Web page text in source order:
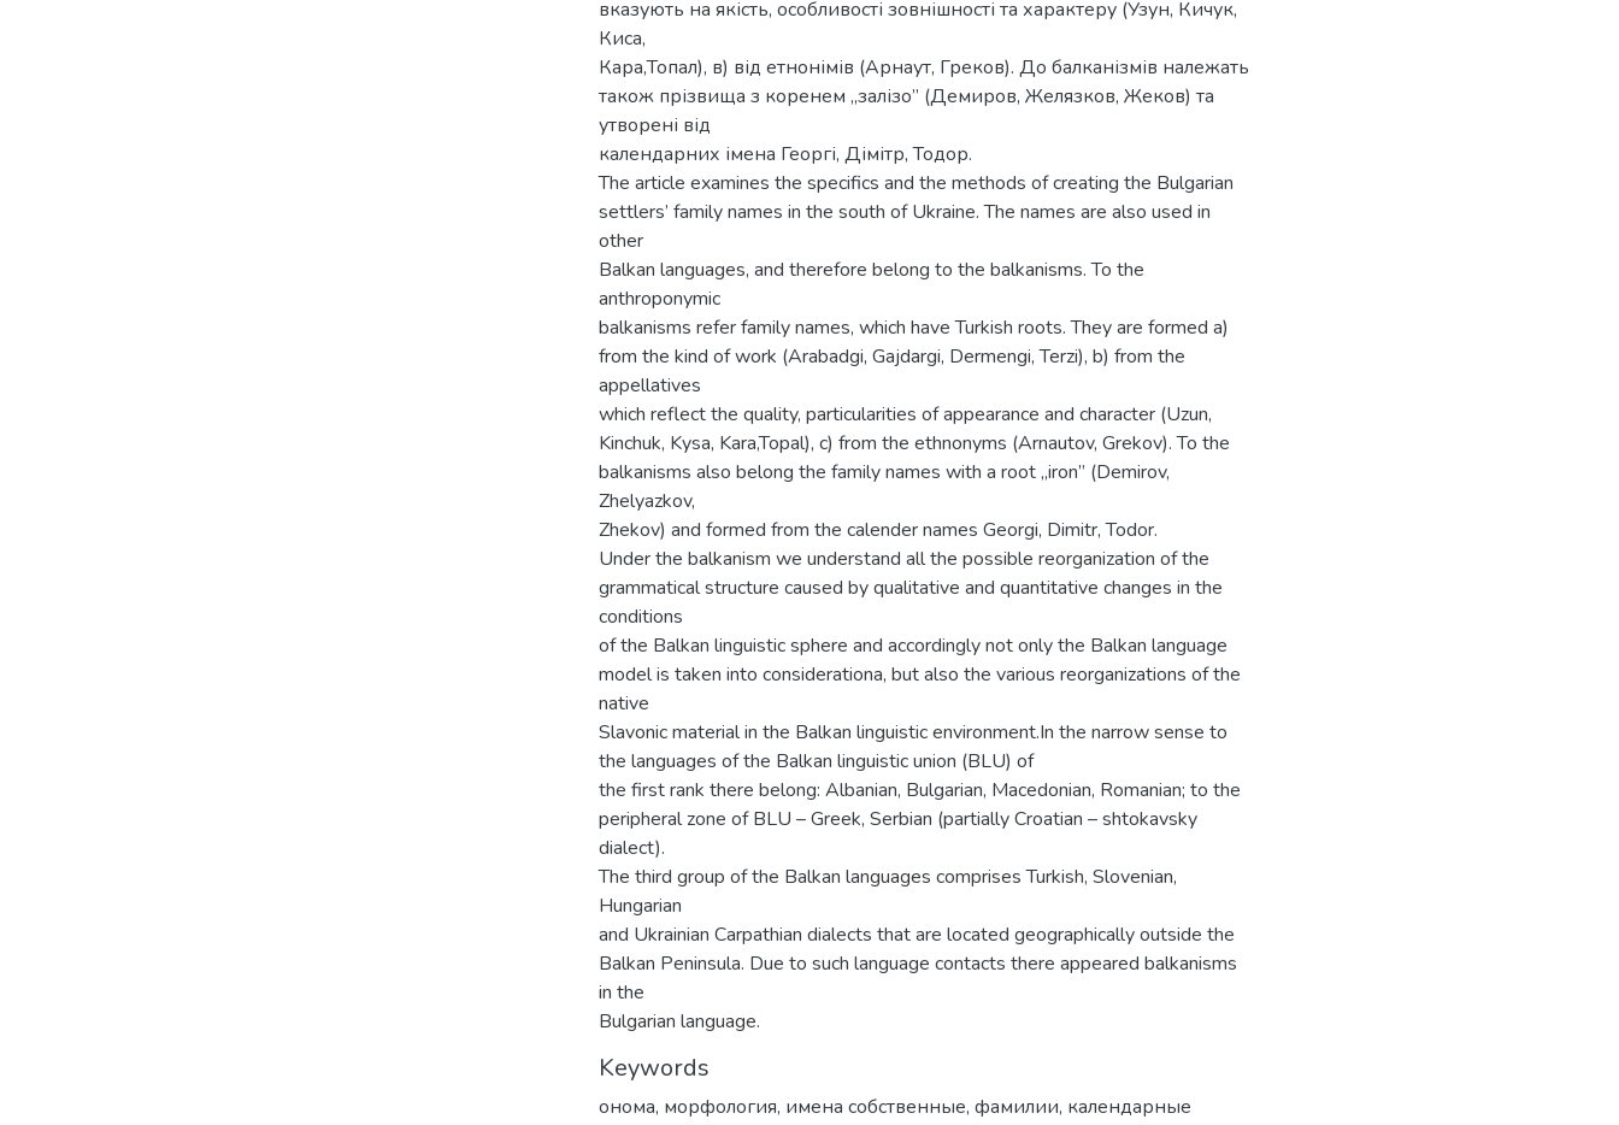
вказують на якість, особливості зовнішності та характеру (Узун, Кичук,
Киса,
Кара,Топал), в) від етнонімів (Арнаут, Греков). До балканізмів належать
також прізвища з коренем „залізо” (Демиров, Желязков, Жеков) та
утворені від
календарних імена Георгі, Дімітр, Тодор.
The article examines the specifics and the methods of creating the Bulgarian
settlers’ family names in the south of Ukraine. The names are also used in
other
Balkan languages, and therefore belong to the balkanisms. To the
anthroponymic
balkanisms refer family names, which have Turkish roots. They are formed а)
from the kind of work (Arabadgi, Gajdargi, Dermengi, Terzi), b) from the
appellatives
which reflect the quality, particularities of appearance and character (Uzun,
Kinchuk, Kysa, Kara,Topal), c) from the ethnonyms (Arnautov, Grekov). To the
balkanisms also belong the family names with a root „iron” (Demirov,
Zhelyazkov,
Zhekov) and formed from the calender names Georgi, Dimitr, Todor.
Under the balkanism we understand all the possible reorganization of the
grammatical structure caused by qualitative and quantitative changes in the
conditions
of the Balkan linguistic sphere and accordingly not only the Balkan language
model is taken into considerationa, but also the various reorganizations of the
native
Slavonic material in the Balkan linguistic environment.In the narrow sense to
the languages of the Balkan linguistic union (BLU) of
the first rank there belong: Albanian, Bulgarian, Macedonian, Romanian; to the
peripheral zone of BLU – Greek, Serbian (partially Croatian – shtokavsky
dialect).
The third group of the Balkan languages comprises Turkish, Slovenian,
Hungarian
and Ukrainian Carpathian dialects that are located geographically outside the
Balkan Peninsula. Due to such language contacts there appeared balkanisms
in the
Bulgarian language.
Keywords
онома, морфология, имена собственные, фамилии, календарные